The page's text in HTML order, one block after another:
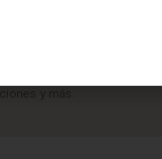
MÁS
ideas, tendencias,
y más.